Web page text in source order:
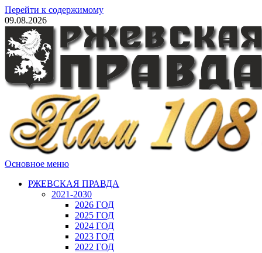
Перейти к содержимому
09.08.2026
Основное меню
РЖЕВСКАЯ ПРАВДА
2021-2030
2026 ГОД
2025 ГОД
2024 ГОД
2023 ГОД
2022 ГОД